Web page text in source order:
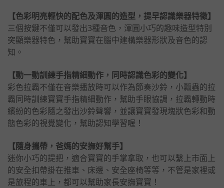
【色彩明亮輕快的配色及渾圓的造型，提早認識樂器特徵】
三個按鍵不僅可以發出3種音色，渾圓小巧的趣味造型特別
突顯樂器特色，幫助寶寶在腦中建構樂器形狀及音色的認
知。
【動一動訓練手指精細動作，同時認識色彩的變化】
彩色拉霸不僅在音樂播放時可以作為節奏沙鈴，小瓢蟲的拉
霸同時訓練寶寶手指精細動作，幫助手眼協調，拉霸轉動時
繽紛的色彩隨之發出沙鈴聲響，並讓寶寶發現塊狀色彩和動
態色彩的視覺變化，幫助認知學習喔！
【隨身攜帶，爸媽的安撫好幫手】
迷你小巧的提把，適合寶寶的手掌拿取，也可以繫上市面上
的安全扣帶掛在推車、床邊、安全座椅等等，不管是家裡或
是旅程的車上，都可以幫助家長安撫寶寶！